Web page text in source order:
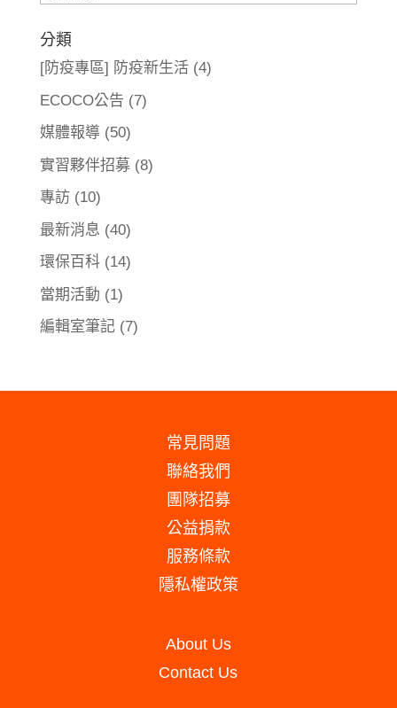
分類
[防疫專區] 防疫新生活(4)
ECOCO公告 (7)
媒體報導 (50)
實習夥伴招募(8)
專訪(10)
最新消息 (40)
環保百科(14)
當期活動 (1)
編輯室筆記(7)
常見問題
聯絡我們
團隊招募
公益捐款
服務條款
隱私權政策
About Us
Contact Us